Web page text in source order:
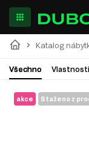
Katalog
Všechno Vlastnosti
akce Staženo z